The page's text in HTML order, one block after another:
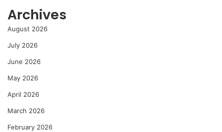
Archives
August 2026
July 2026
June 2026
May 2026
April 2026
March 2026
February 2026